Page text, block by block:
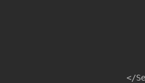
</